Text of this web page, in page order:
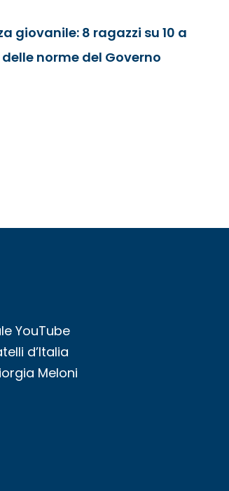
giovanile: 8 ragazzi su 10 a
norme del Governo
YouTube
d’Italia
Meloni